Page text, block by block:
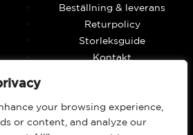
your browsing experience,
or content, and analyze our
Beställning & leverans
Returpolicy
Storleksguide
Kontakt
Mitt konto